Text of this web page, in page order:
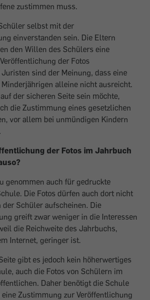
zustimmen muss.
selbst mit der
einverstanden sein. Die Eltern
den Willen des Schülers eine
der Fotos
sind der Meinung, dass eine
alleine nicht ausreicht.
der sicheren Seite sein möchte,
die Zustimmung eines gesetzlichen
vor allem bei unmündigen Kindern
der Fotos im Jahrbuch
genommen auch für gedruckte
Die Fotos dürfen auch dort nicht
der Schüler aufscheinen. Die
greift zwar weniger in die Interessen
die Reichweite des Jahrbuchs,
Internet, geringer ist.
gibt es jedoch kein höherwertiges
auch die Fotos von Schülern im
Daher benötigt die Schule
Zustimmung zur Veröffentlichung